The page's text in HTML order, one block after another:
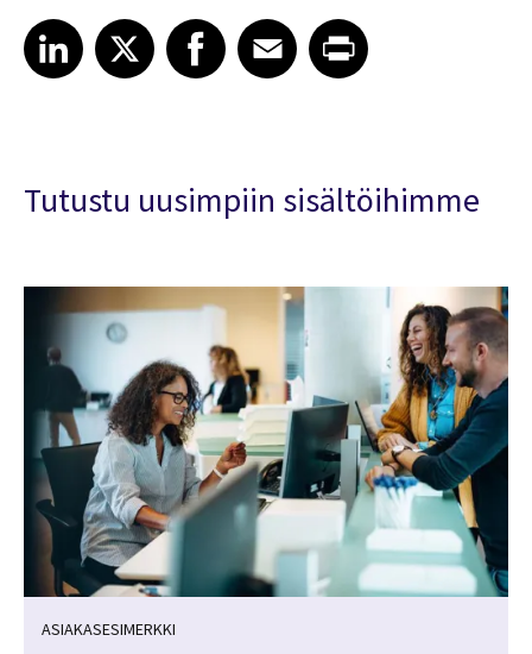
Share article on LinkedIn
LinkedIn
Share article on XShare article on Facebook
Facebook
Share article on Email
EmailShare article on Print
Tutustu uusimpiin sisältöihimme
ASIAKASESIMERKKI